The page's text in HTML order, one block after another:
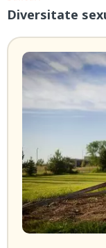
Diversitate